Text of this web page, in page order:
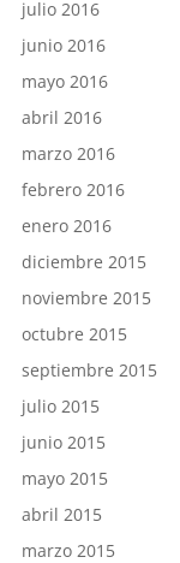
julio 2016
junio 2016
mayo 2016
abril 2016
marzo 2016
febrero 2016
enero 2016
diciembre 2015
noviembre 2015
octubre 2015
septiembre 2015
julio 2015
junio 2015
mayo 2015
abril 2015
marzo 2015